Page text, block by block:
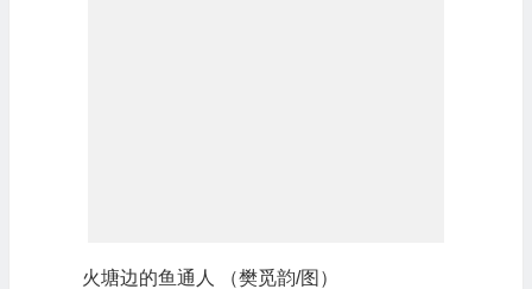
火塘边的鱼通人 （樊觅韵/图）